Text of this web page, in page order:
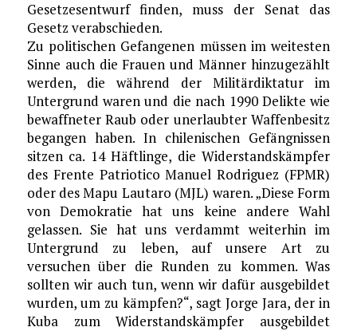
Gesetzesentwurf finden, muss der Senat das
Gesetz verabschieden.
Zu politischen Gefangenen müssen im weitesten
Sinne auch die Frauen und Männer hinzugezählt
werden, die während der Militärdiktatur im
Untergrund waren und die nach 1990 Delikte wie
bewaffneter Raub oder unerlaubter Waffenbesitz
begangen haben. In chilenischen Gefängnissen
sitzen ca. 14 Häftlinge, die Widerstandskämpfer
des Frente Patriotico Manuel Rodriguez (FPMR)
oder des Mapu Lautaro (MJL) waren. „Diese Form
von Demokratie hat uns keine andere Wahl
gelassen. Sie hat uns verdammt weiterhin im
Untergrund zu leben, auf unsere Art zu
versuchen über die Runden zu kommen. Was
sollten wir auch tun, wenn wir dafür ausgebildet
wurden, um zu kämpfen?“, sagt Jorge Jara, der in
Kuba zum Widerstandskämpfer ausgebildet